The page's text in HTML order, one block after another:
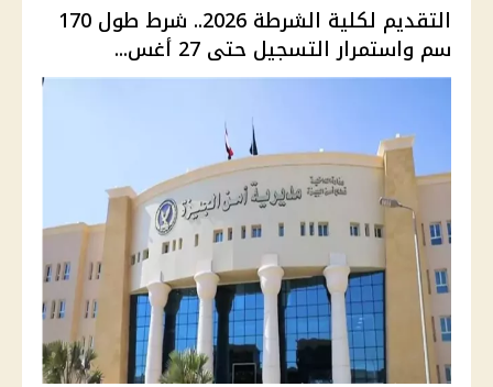
التقديم لكلية الشرطة 2026.. شرط طول 170
سم واستمرار التسجيل حتى 27 أغس...